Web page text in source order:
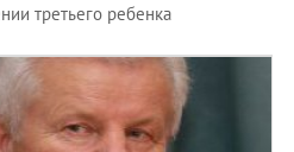
третьего ребенка